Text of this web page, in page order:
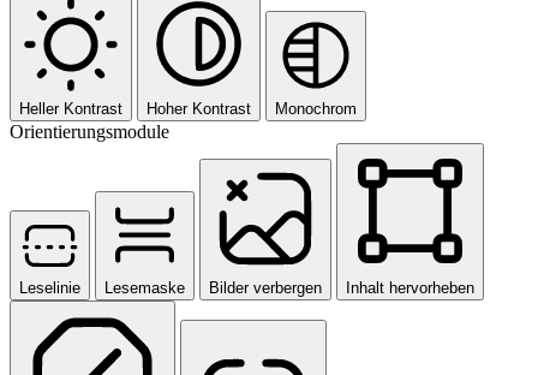
Heller Kontrast Hoher Kontrast Monochrom
Orientierungsmodule
Leselinie Lesemaske Bilder verbergen Inhalt hervorheben